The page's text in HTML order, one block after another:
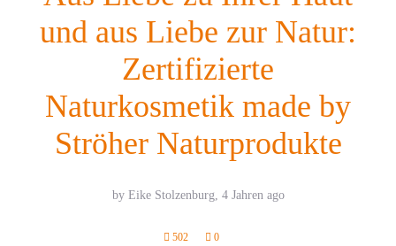
und aus Liebe zur Natur:
Zertifizierte
Naturkosmetik made by
Ströher Naturprodukte
by Eike Stolzenburg, 4 Jahren ago
502 0